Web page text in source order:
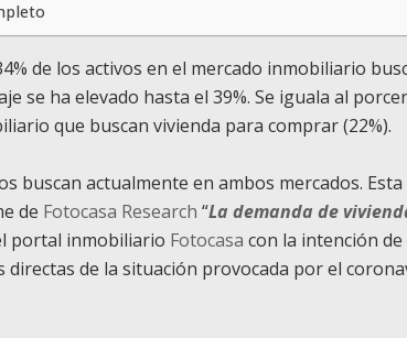
de los activos en el mercado inmobiliario
se ha elevado hasta el 39%. Se iguala al
que buscan vivienda para comprar (22%).
buscan actualmente en ambos mercados.
de Fotocasa Research “La demanda de
portal inmobiliario Fotocasa con la intención
directas de la situación provocada por el